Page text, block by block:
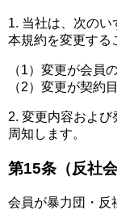
1. 当社は、次の
本規約を変更する
（1）変更が会員
（2）変更が契約
2. 変更内容およ
周知します。
第15条（反社
会員が暴力団・反